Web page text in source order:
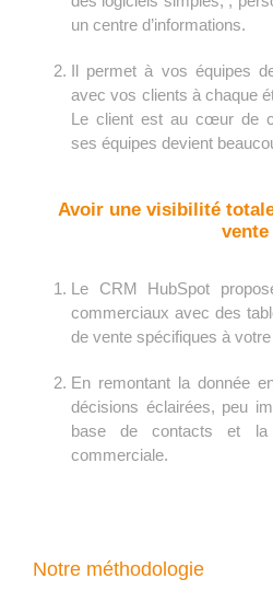
un centre d’informations.
Il permet à vos équipes
avec vos clients à chaque
Le client est au cœur de
ses équipes devient
Avoir une visibilité
vente
Le CRM HubSpot
commerciaux avec des
de vente spécifiques à
En remontant la donnée
décisions éclairées, peu
base de contacts et
commerciale.
Notre méthodologie